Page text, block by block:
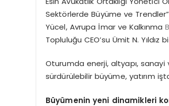
Sektörlerde Büyüme ve
Yücel, Avrupa İmar ve Kalkınma
Topluluğu CEO’su Ümit N. Yıldız
Oturumda enerji, altyapı, sanayi
sürdürülebilir büyüme, yatırım
Büyümenin yeni dinamikleri